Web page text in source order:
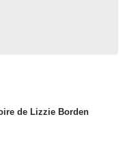
de Lizzie Borden